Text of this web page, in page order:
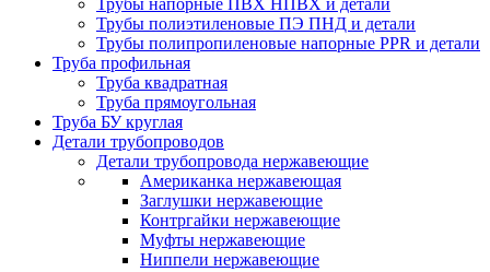
Трубы напорные ПВХ НПВХ и детали
Трубы полиэтиленовые ПЭ ПНД и детали
Трубы полипропиленовые напорные PPR и детали
Труба профильная
Труба квадратная
Труба прямоугольная
Труба БУ круглая
Детали трубопроводов
Детали трубопровода нержавеющие
Американка нержавеющая
Заглушки нержавеющие
Контргайки нержавеющие
Муфты нержавеющие
Ниппели нержавеющие